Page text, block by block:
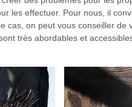
les effectuer. Pour nous, il
cas, on peut vous conseiller de
très abordables et